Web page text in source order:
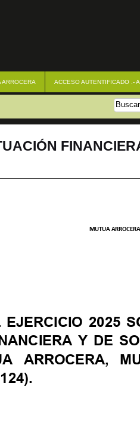
ARROCERA ACCESO AUTENTIFICADO .-